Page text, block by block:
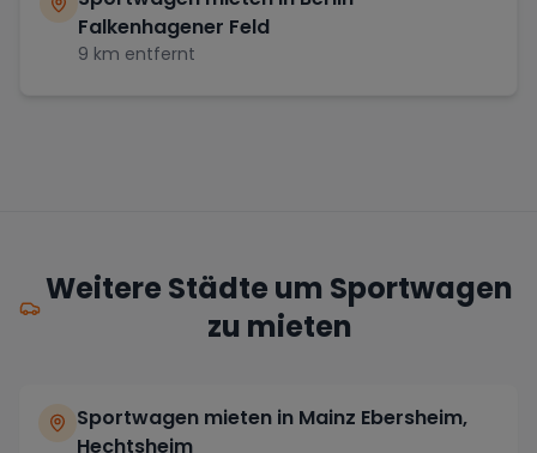
Falkenhagener Feld
9 km entfernt
Weitere Städte um Sportwagen
zu mieten
Sportwagen mieten in Mainz Ebersheim,
Hechtsheim